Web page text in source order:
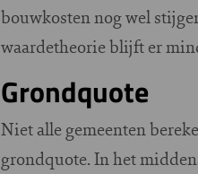
bouwkosten nog wel
waardetheorie blijft er
Grondquote
Niet alle gemeenten
grondquote. In het